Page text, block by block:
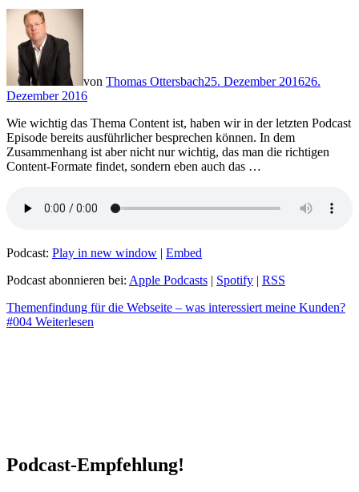
von Thomas Ottersbach25. Dezember 201626.
Dezember 2016
Wie wichtig das Thema Content ist, haben wir in der letzten Podcast
Episode bereits ausführlicher besprechen können. In dem
Zusammenhang ist aber nicht nur wichtig, das man die richtigen
Content-Formate findet, sondern eben auch das …
Podcast: Play in new window | Embed
Podcast abonnieren bei: Apple Podcasts | Spotify | RSS
Themenfindung für die Webseite – was interessiert meine Kunden?
#004 Weiterlesen
Podcast-Empfehlung!